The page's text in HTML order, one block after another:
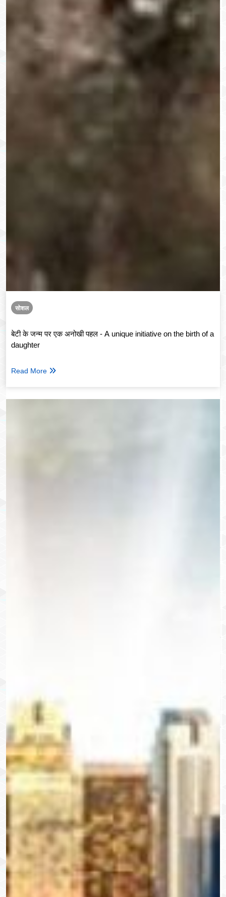
सोशल
बेटी के जन्म पर एक अनोखी पहल - A unique initiative on the birth of a
daughter
Read More